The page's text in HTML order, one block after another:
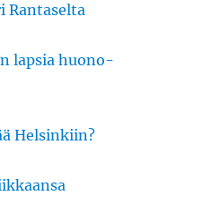
Rantaselta
lapsia huono-
Helsinkiin?